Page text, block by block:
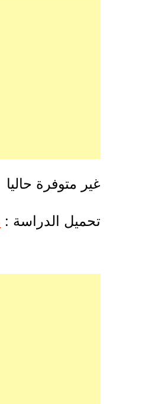
غير متوفرة حاليا
تحميل الدراسة :